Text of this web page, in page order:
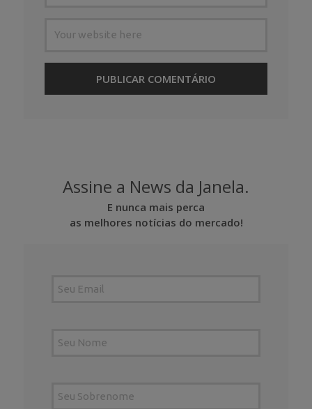
Assine a News da Janela.
E nunca mais perca
as melhores notícias do mercado!